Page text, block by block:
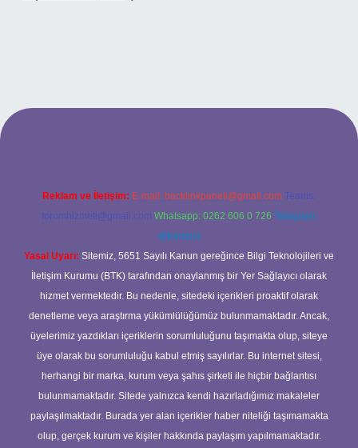
giriş
Reklam ve İletişim: E-mail: backlinkpaneli@gmail.com Teams:
forumhizmeti@gmail.com Whatsapp: 0262 606 0 726 Telegram:
@karabul
Yasal Uyarı: Sitemiz, 5651 Sayılı Kanun gereğince Bilgi Teknolojileri ve
İletişim Kurumu (BTK) tarafından onaylanmış bir Yer Sağlayıcı olarak
hizmet vermektedir. Bu nedenle, sitedeki içerikleri proaktif olarak
denetleme veya araştırma yükümlülüğümüz bulunmamaktadır. Ancak,
üyelerimiz yazdıkları içeriklerin sorumluluğunu taşımakta olup, siteye
üye olarak bu sorumluluğu kabul etmiş sayılırlar. Bu internet sitesi,
herhangi bir marka, kurum veya şahıs şirketi ile hiçbir bağlantısı
bulunmamaktadır. Sitede yalnızca kendi hazırladığımız makaleler
paylaşılmaktadır. Burada yer alan içerikler haber niteliği taşımamakta
olup, gerçek kurum ve kişiler hakkında paylaşım yapılmamaktadır.